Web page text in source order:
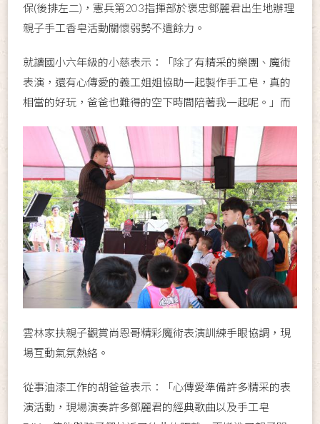
保(後排左二)，憲兵第203指揮部於褒忠鄧麗君出生地辦理
親子手工香皂活動關懷弱勢不遺餘力。
就讀國小六年級的小慈表示：「除了有精采的樂團、魔術
表演，還有心傳愛的義工姐姐協助一起製作手工皂，真的
相當的好玩，爸爸也難得的空下時間陪著我一起呢。」而
雲林家扶親子觀賞尚恩哥精彩魔術表演訓練手眼協調，現
場互動氣氛熱絡。
從事油漆工作的胡爸爸表示：「心傳愛準備許多精采的表
演活動，現場演奏許多鄧麗君的經典歌曲以及手工皂